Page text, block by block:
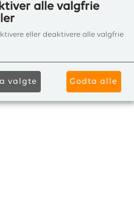
alle valgfrie
eller deaktivere alle valgfrie
valgte Godta alle